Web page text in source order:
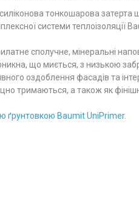
тонкошарова
системи теплоізоляції
сполучне, мінеральні
що миється, з низькою
оздоблення фасадів та
тримаються, а також як
ґрунтовкою Baumit UniPrimer.